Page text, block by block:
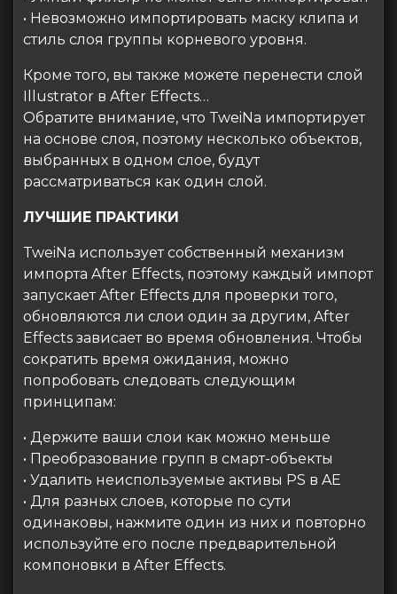
• Невозможно импортировать маску клипа и
стиль слоя группы корневого уровня.
Кроме того, вы также можете перенести слой
Illustrator в After Effects…
Обратите внимание, что TweiNa импортирует
на основе слоя, поэтому несколько объектов,
выбранных в одном слое, будут
рассматриваться как один слой.
ЛУЧШИЕ ПРАКТИКИ
TweiNa использует собственный механизм
импорта After Effects, поэтому каждый импорт
запускает After Effects для проверки того,
обновляются ли слои один за другим, After
Effects зависает во время обновления. Чтобы
сократить время ожидания, можно
попробовать следовать следующим
принципам:
• Держите ваши слои как можно меньше
• Преобразование групп в смарт-объекты
• Удалить неиспользуемые активы PS в AE
• Для разных слоев, которые по сути
одинаковы, нажмите один из них и повторно
используйте его после предварительной
компоновки в After Effects.